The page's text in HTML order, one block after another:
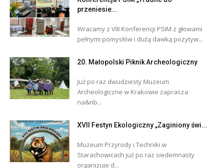
przeniesie...
Wracamy z VIII Konferencji PSIM z głowami
pełnymi pomysłów i dużą dawką pozytyw...
20. Małopolski Piknik Archeologiczny
Już po raz dwudziesty Muzeum
Archeologiczne w Krakowie zaprasza
na&nb...
XVII Festyn Ekologiczny „Zaginiony świ...
Muzeum Przyrody i Techniki w
Starachowicach już po raz siedemnasty
organizuje d...